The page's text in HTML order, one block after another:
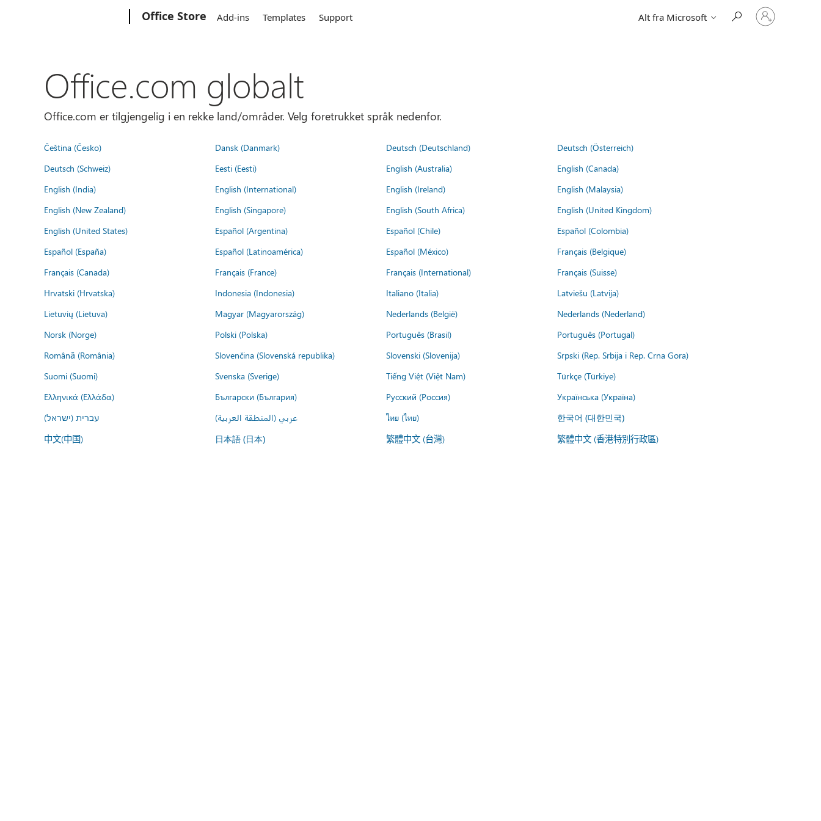
Office Store Add-ins Templates Support Alt fra Microsoft
Logg
på
kontoen
Office.com globalt
Office.com er tilgjengelig i en rekke land/områder. Velg foretrukket språk nedenfor.
Čeština (Česko) Dansk (Danmark) Deutsch (Deutschland)
Deutsch (Österreich)
Deutsch (Schweiz)
Eesti (Eesti) English (Australia)
English (Canada)
English (India)
English (International) English (Ireland)
English (Malaysia)
English (New Zealand)
English (Singapore) English (South Africa)
English (United Kingdom)
English (United States)
Español (Argentina) Español (Chile)
Español (Colombia)
Español (España)
Español (Latinoamérica) Español (México)
Français (Belgique)
Français (Canada)
Français (France) Français (International)
Français (Suisse)
Hrvatski (Hrvatska)
Indonesia (Indonesia) Italiano (Italia)
Latviešu (Latvija)
Lietuvių (Lietuva)
Magyar (Magyarország) Nederlands (België)
Nederlands (Nederland)
Norsk (Norge)
Polski (Polska) Português (Brasil)
Português (Portugal)
Română (România)
Slovenčina (Slovenská republika) Slovenski (Slovenija)
Srpski (Rep. Srbija i Rep. Crna Gora)
Suomi (Suomi)
Svenska (Sverige) Tiếng Việt (Việt Nam)
Türkçe (Türkiye)
Ελληνικά (Ελλάδα)
Български (България) Русский (Россия)
Українська (Україна)
עברית (ישראל)
عربي (المنطقة العربية) ไทย (ไทย) 한국어 (대한민국)
中文(中国) 日本語 (日本) 繁體中文 (台灣) 繁體中文 (香港特別行政區)